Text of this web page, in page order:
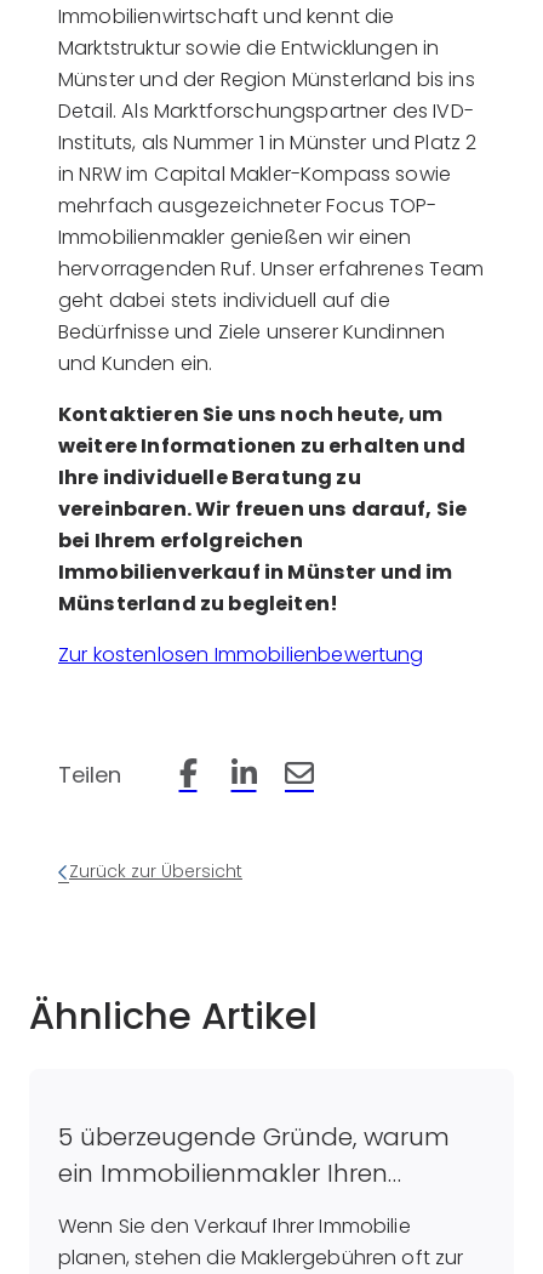
Immobilienwirtschaft und kennt die
Marktstruktur sowie die Entwicklungen in
Münster und der Region Münsterland bis ins
Detail. Als Marktforschungspartner des IVD-
Instituts, als Nummer 1 in Münster und Platz 2
in NRW im Capital Makler-Kompass sowie
mehrfach ausgezeichneter Focus TOP-
Immobilienmakler genießen wir einen
hervorragenden Ruf. Unser erfahrenes Team
geht dabei stets individuell auf die
Bedürfnisse und Ziele unserer Kundinnen
und Kunden ein.
Kontaktieren Sie uns noch heute, um
weitere Informationen zu erhalten und
Ihre individuelle Beratung zu
vereinbaren. Wir freuen uns darauf, Sie
bei Ihrem erfolgreichen
Immobilienverkauf in Münster und im
Münsterland zu begleiten!
Zur kostenlosen Immobilienbewertung
Teilen Beitrag auf Facebook teilen
Beitrag auf LinkedIn teilen
Beitrag per Email teilen
Zurück zur Übersicht
Ähnliche Artikel
5 überzeugende Gründe, warum
ein Immobilienmakler Ihren
Verkaufsprozess optimiert
Wenn Sie den Verkauf Ihrer Immobilie
planen, stehen die Maklergebühren oft zur